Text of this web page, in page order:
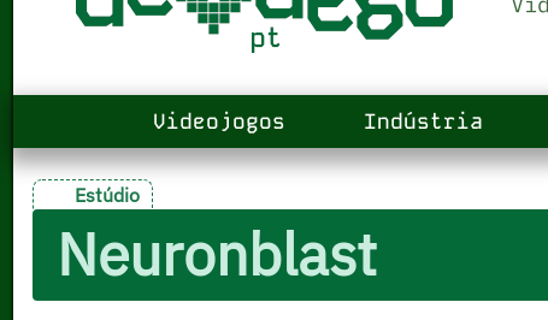
Videojogos Indústria
Estúdio
Neuronblast